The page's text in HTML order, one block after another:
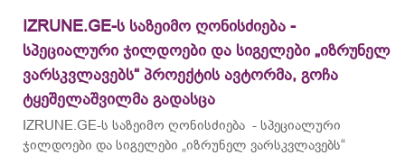
IZRUNE.GE-ს საზეიმო ღონისძიება -
სპეციალური ჯილდოები და სიგელები „იზრუნელ
ვარსკვლავებს“ პროექტის ავტორმა, გოჩა
ტყეშელაშვილმა გადასცა
IZRUNE.GE-ს საზეიმო ღონისძიება - სპეციალური
ჯილდოები და სიგელები „იზრუნელ ვარსკვლავებს“